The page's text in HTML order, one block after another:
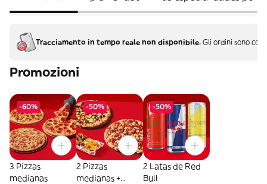
Tracciamento in tempo reale non disponibile. Gli ordini sono
Promozioni
-60%
3 Pizzas
medianas
-50%
2 Pizzas
medianas +
-50%
2 Latas de Red
Bull